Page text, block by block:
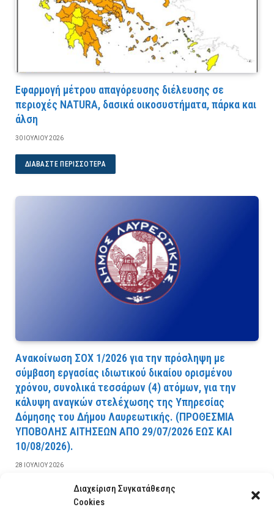
Διαχείριση Συγκατάθεσης
Cookies
Εφαρμογή μέτρου απαγόρευσης διέλευσης σε
περιοχές NATURA, δασικά οικοσυστήματα, πάρκα και
άλση
30 ΙΟΥΛΊΟΥ 2026
ΔΙΑΒΆΣΤΕ ΠΕΡΙΣΣΌΤΕΡΑ
Ανακοίνωση ΣΟΧ 1/2026 για την πρόσληψη με
σύμβαση εργασίας ιδιωτικού δικαίου ορισμένου
χρόνου, συνολικά τεσσάρων (4) ατόμων, για την
κάλυψη αναγκών στελέχωσης της Υπηρεσίας
Δόμησης του Δήμου Λαυρεωτικής. (ΠPOΘEΣMIA
YΠOBOΛHΣ AITHΣEΩN AΠO 29/07/2026 EΩΣ KAI
10/08/2026).
28 ΙΟΥΛΊΟΥ 2026
ΔΙΑΒΆΣΤΕ ΠΕΡΙΣΣΌΤΕΡΑ